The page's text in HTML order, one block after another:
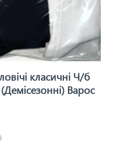
класичні Ч/б
(Демісезонні) Варос